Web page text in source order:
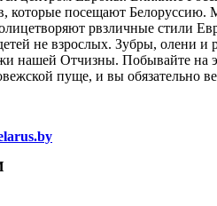
которые посещают
рвзличные стили
не взрослых. Зубры, олени и
нашей Отчизны. Побывайте на
пуще, и вы обязательно